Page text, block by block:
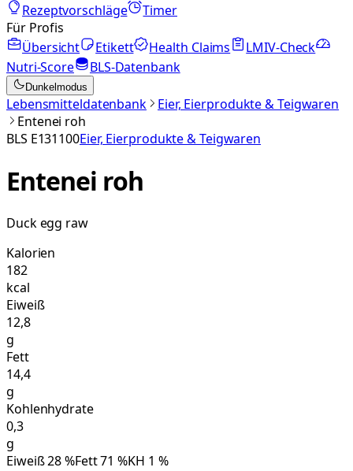
Rezeptvorschläge
Timer
Für Profis
Übersicht
Etikett Health Claims
LMIV-Check
Nutri-Score
BLS-Datenbank
Dunkelmodus
Lebensmitteldatenbank
Eier, Eierprodukte & Teigwaren
Entenei roh
BLS E131100Eier, Eierprodukte & Teigwaren
Entenei roh
Duck egg raw
Kalorien
182
kcal
Eiweiß
12,8
g
Fett
14,4
g
Kohlenhydrate
0,3
g
Eiweiß28%Fett71 %KH 1 %